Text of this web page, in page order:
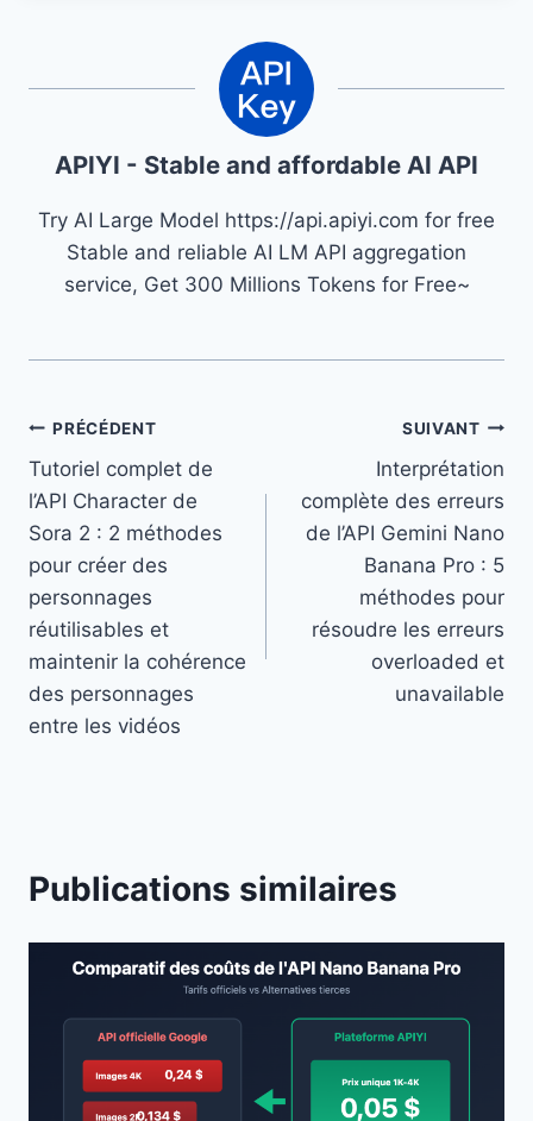
APIYI - Stable and affordable AI API
Try AI Large Model https://api.apiyi.com for free
Stable and reliable AI LM API aggregation
service, Get 300 Millions Tokens for Free~
Navigation
de
l’article
PRÉCÉDENT
Tutoriel complet de
l’API Character de
Sora 2 : 2 méthodes
pour créer des
personnages
réutilisables et
maintenir la cohérence
des personnages
entre les vidéos
SUIVANT
Interprétation
complète des erreurs
de l’API Gemini Nano
Banana Pro : 5
méthodes pour
résoudre les erreurs
overloaded et
unavailable
Publications similaires